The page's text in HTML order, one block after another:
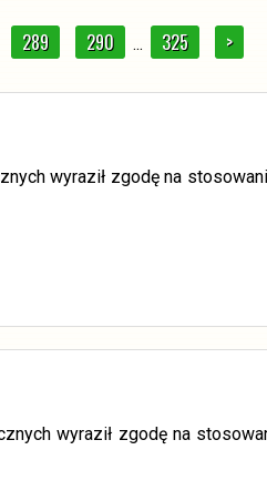
289 290 ... 325 >
wyraził zgodę na
wyraził zgodę na